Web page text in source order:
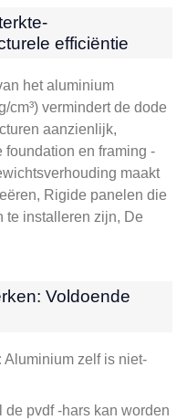
efficiëntie
het aluminium
cm³) vermindert de dode
aanzienlijk,
foundation en framing -
maakt
Rigide panelen die
te installeren zijn, De
Voldoende
Aluminium zelf is niet-
de pvdf -hars kan worden